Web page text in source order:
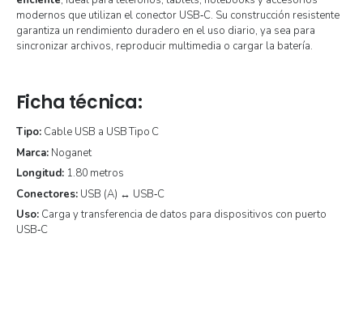
modernos que utilizan el conector USB‑C. Su construcción resistente
garantiza un rendimiento duradero en el uso diario, ya sea para
sincronizar archivos, reproducir multimedia o cargar la batería.
Ficha técnica:
Tipo:Cable USB a USB Tipo C
Marca:Noganet
Longitud:1.80 metros
Conectores:USB (A) ↔ USB‑C
Uso:Carga y transferencia de datos para dispositivos con puerto
USB‑C